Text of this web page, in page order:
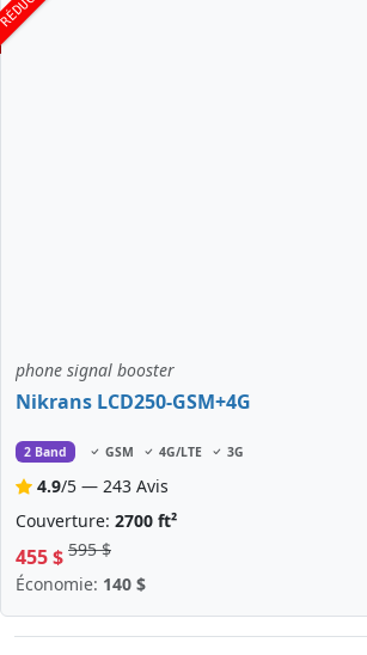
phone signal booster
Nikrans LCD250-GSM+4G
2 Band GSM 4G/LTE 3G
4.9/5 — 243 Avis
Couverture: 2700 ft²
455 $ 595 $
Économie: 140 $